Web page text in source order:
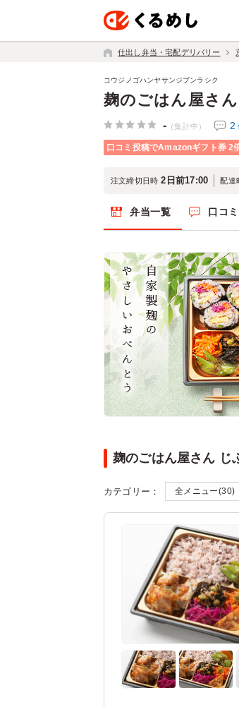
仕出し弁当・宅配デリバリー
麹のごはん屋さ
コウジノゴハンヤサンジブンラシク
- （集計中） 2
口コミ投稿でAmazonギフト券 2
注文締切日時 2日前17:00 配達
弁当一覧 口コミ
麹のごはん屋さん じ
カテゴリー：